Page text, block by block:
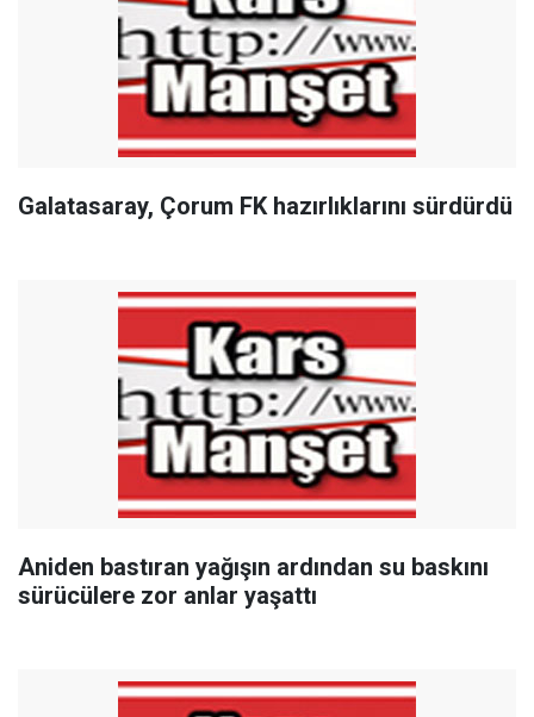
Galatasaray, Çorum FK hazırlıklarını sürdürdü
Aniden bastıran yağışın ardından su baskını
sürücülere zor anlar yaşattı